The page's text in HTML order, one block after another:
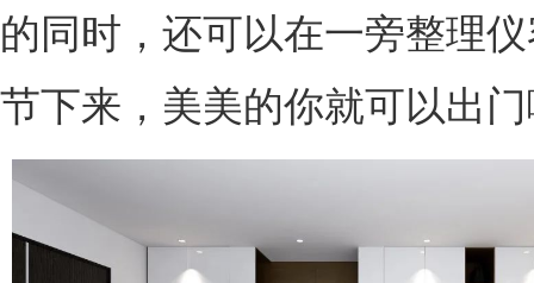
的同时，还可以在一旁整理
节下来，美美的你就可以出